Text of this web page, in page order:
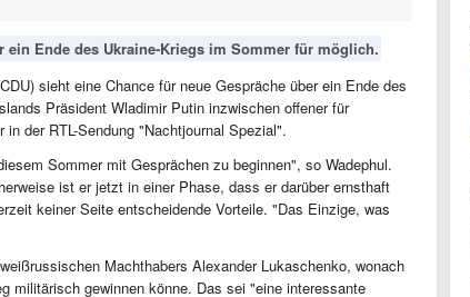
ein Ende des Ukraine-Kriegs im Sommer für möglich.
sieht eine Chance für neue Gespräche über ein Ende des
Präsident Wladimir Putin inzwischen offener für
der RTL-Sendung "Nachtjournal Spezial".
Sommer mit Gesprächen zu beginnen", so Wadephul.
ist er jetzt in einer Phase, dass er darüber ernsthaft
keiner Seite entscheidende Vorteile. "Das Einzige, was
Machthabers Alexander Lukaschenko, wonach
militärisch gewinnen könne. Das sei "eine interessante